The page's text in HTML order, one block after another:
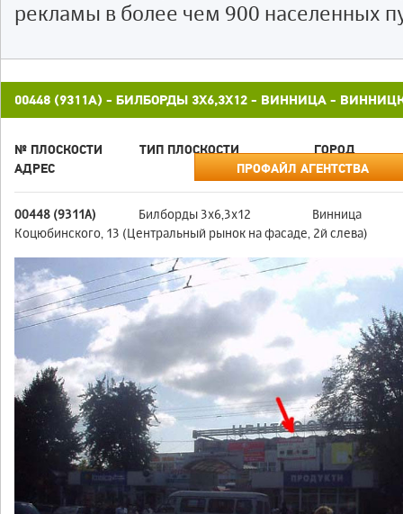
рекламы в более чем 900 населенных
00448 (9311А) - БИЛБОРДЫ 3X6,3X12 - ВИННИЦА -
№ ПЛОСКОСТИ ТИП ПЛОСКОСТИ
ГОРОД
АДРЕС
ПРОФАЙЛ АГЕНТСТВА
00448 (9311А) Билборды 3x6,3x12
Винница
Коцюбинского, 13 (Центральный рынок на фасаде, 2й слева)